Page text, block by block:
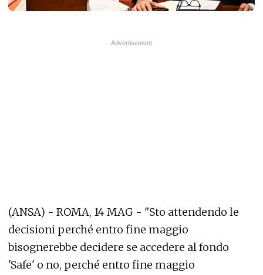
(ANSA) - ROMA, 14 MAG - "Sto attendendo le
decisioni perché entro fine maggio
bisognerebbe decidere se accedere al fondo
'Safe' o no, perché entro fine maggio